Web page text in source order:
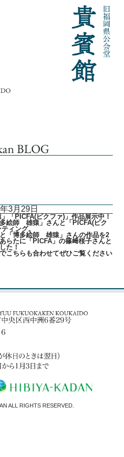
BLOG
3月29日
「PICFA(ピクファ)」作品展示中！
絵師 雄猿」さんと「PICFA(ピク
ィング。
「博多絵師 雄猿」さんの作品を2
らたに「PICFA」の篠﨑桜子さんと
た！
こちらも合わせてぜひご覧ください
ALL RIGHTS RESERVED.